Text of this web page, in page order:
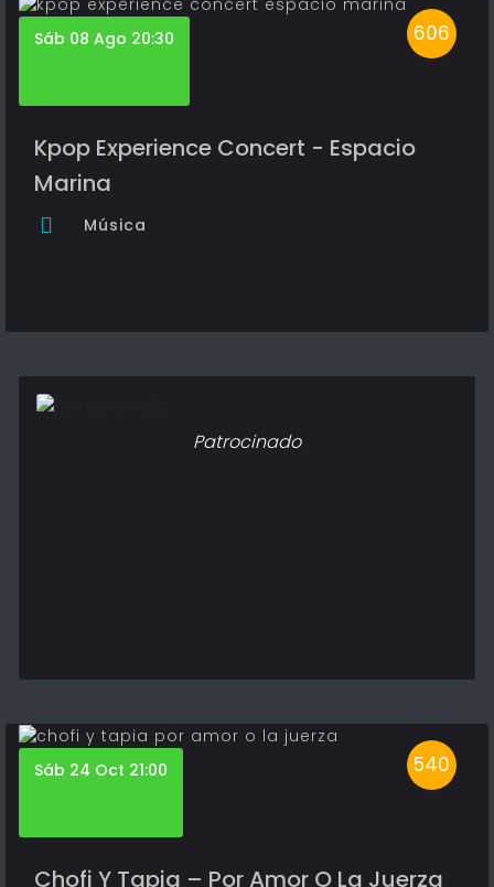
606
Sáb 08 Ago 20:30
Kpop Experience Concert - Espacio
Marina
Música
Patrocinado
540
Sáb 24 Oct 21:00
Chofi Y Tapia – Por Amor O La Juerza